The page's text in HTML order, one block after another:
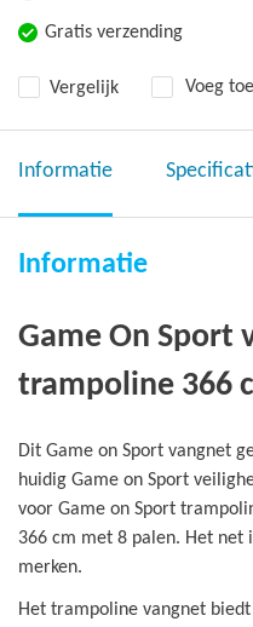
Gratis verzending
Vergelijk Voeg
Informatie
Informatie
Game On Sport
trampoline 366
Dit Game on Sport vangnet
huidig Game on Sport
voor Game on Sport
366 cm met 8 palen. Het net
merken.
Het trampoline vangnet